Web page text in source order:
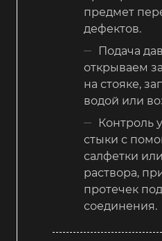
предмет
дефектов.
Подача
открываем
на стояке,
водой или
Контроль
стыки с
салфетки
раствора,
протечек
соединения.